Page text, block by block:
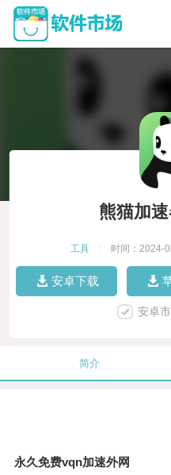
熊猫加
工具 时间：2024-
安卓下载
安卓
简介
永久免费vqn加速外网